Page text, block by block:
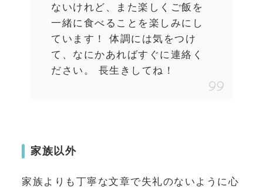
ないけれど、また楽しくご飯を
一緒に食べることを楽しみにし
ています！ 体調には気をつけ
て、なにかあればすぐに連絡く
ださい。 長生きしてね！
家族以外
家族よりも丁寧な文章で失礼のないように心